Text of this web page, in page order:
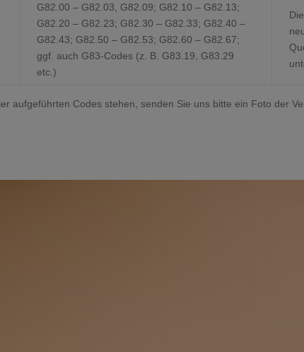
G82.00 – G82.03, G82.09; G82.10 – G82.13;
G82.20 – G82.23; G82.30 – G82.33; G82.40 –
G82.43; G82.50 – G82.53; G82.60 – G82.67;
ggf. auch G83-Codes (z. B. G83.19, G83.29
etc.)
aufgeführten Codes stehen, senden Sie uns bitte ein Foto der